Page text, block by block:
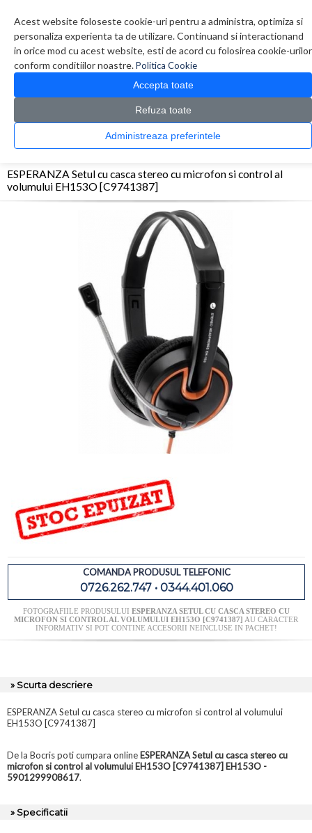
Acest website foloseste cookie-uri pentru a administra, optimiza si
personaliza experienta ta de utilizare. Continuand si interactionand
in orice mod cu acest website, esti de acord cu folosirea cookie-urilor
conform conditiilor noastre.Politica Cookie
Accepta toate
Refuza toate
Administreaza preferintele
0 produs(e)
CATALOG PRODUSE
> Casti > ESPERANZA Setul cu casca stereo cu microfon si
ESPERANZA Setul cu casca stereo cu microfon si control al
volumului EH153O [C9741387]
COMANDA PRODUSUL TELEFONIC
0726.262.747 • 0344.401.060
FOTOGRAFIILE PRODUSULUI ESPERANZA SETUL CU CASCA STEREO CU
MICROFON SI CONTROL AL VOLUMULUI EH153O [C9741387] AU CARACTER
INFORMATIV SI POT CONTINE ACCESORII NEINCLUSE IN PACHET!
» Scurta descriere
ESPERANZA Setul cu casca stereo cu microfon si control al volumului
EH153O [C9741387]
De la Bocris poti cumpara online ESPERANZA Setul cu casca stereo cu
microfon si control al volumului EH153O [C9741387] EH153O -
5901299908617.
» Specificatii